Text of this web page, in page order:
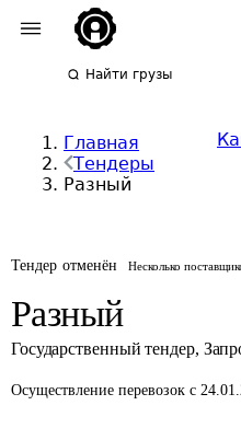
Найти грузы
Главная
Тендеры
Разный
Тендер отменён Несколько
Разный
Государственный тендер,
Осуществление перевозок с